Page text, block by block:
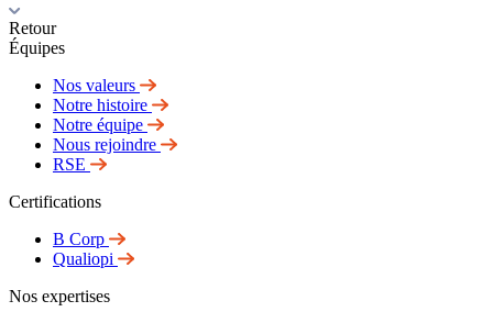
Retour
Équipes
Nos valeurs
Notre histoire
Notre équipe
Nous rejoindre
RSE
Certifications
B Corp
Qualiopi
Nos expertises